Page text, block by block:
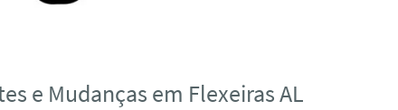
e Mudanças em Flexeiras AL